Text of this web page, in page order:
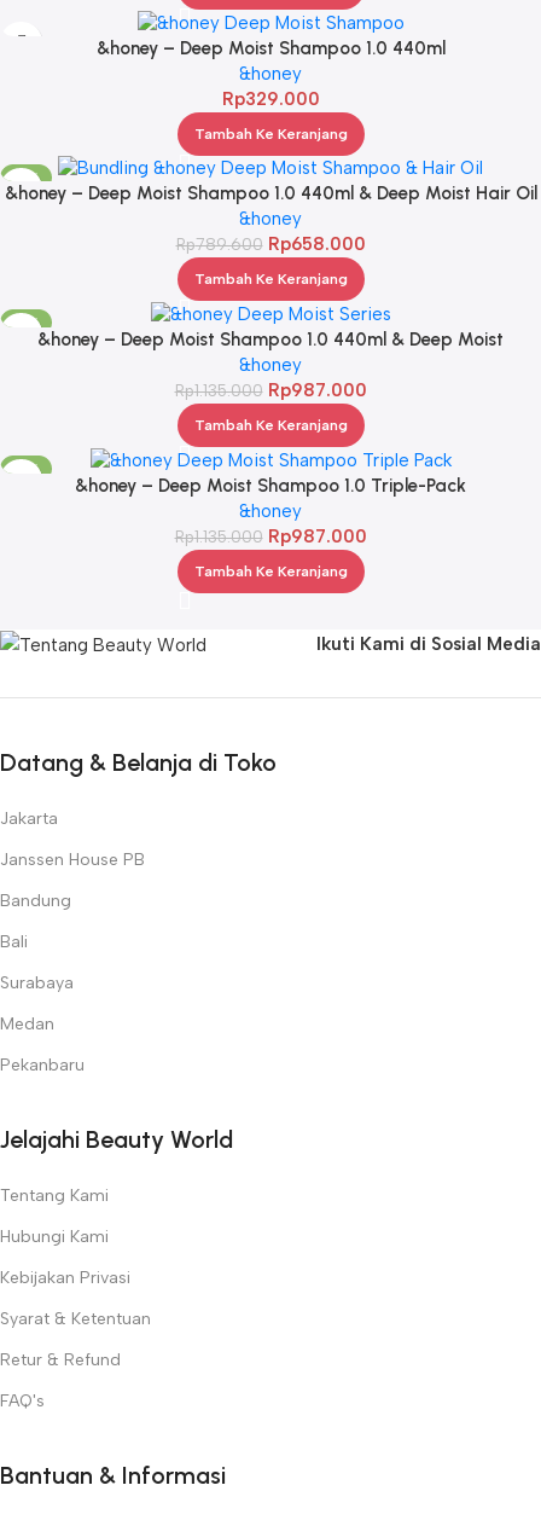
&honey – Deep Moist Shampoo 1.0 440ml
&honey
Rp329.000
Tambah Ke Keranjang
-17%
&honey – Deep Moist Shampoo 1.0 440ml & Deep Moist Hair Oil
3.0 100ml
&honey
Rp789.600 Rp658.000
Tambah Ke Keranjang
-13%
&honey – Deep Moist Shampoo 1.0 440ml & Deep Moist
Treatment 2.0 445Gr & Deep Moist Hair Oil 3.0 100ml
&honey
Rp1.135.000 Rp987.000
Tambah Ke Keranjang
-13%
&honey – Deep Moist Shampoo 1.0 Triple-Pack
&honey
Rp1.135.000 Rp987.000
Tambah Ke Keranjang
Ikuti Kami di Sosial Media
Datang & Belanja di Toko
Jakarta
Janssen House PB
Bandung
Bali
Surabaya
Medan
Pekanbaru
Jelajahi Beauty World
Tentang Kami
Hubungi Kami
Kebijakan Privasi
Syarat & Ketentuan
Retur & Refund
FAQ's
Bantuan & Informasi